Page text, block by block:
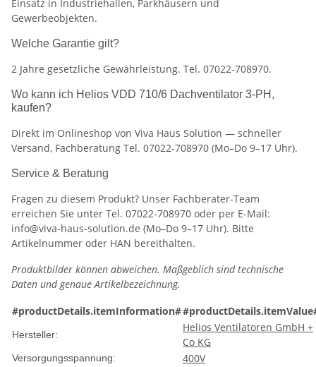
Einsatz in Industriehallen, Parkhäusern und
Gewerbeobjekten.
Welche Garantie gilt?
2 Jahre gesetzliche Gewährleistung. Tel. 07022-708970.
Wo kann ich Helios VDD 710/6 Dachventilator 3-PH,
kaufen?
Direkt im Onlineshop von Viva Haus Solution — schneller
Versand, Fachberatung Tel. 07022-708970 (Mo–Do 9–17 Uhr).
Service & Beratung
Fragen zu diesem Produkt? Unser Fachberater-Team
erreichen Sie unter Tel. 07022-708970 oder per E-Mail:
info@viva-haus-solution.de (Mo–Do 9–17 Uhr). Bitte
Artikelnummer oder HAN bereithalten.
Produktbilder können abweichen. Maßgeblich sind technische
Daten und genaue Artikelbezeichnung.
#productDetails.itemInformation#
Hersteller:
Helios Ventilatoren GmbH +
Co KG
Versorgungsspannung: 400V